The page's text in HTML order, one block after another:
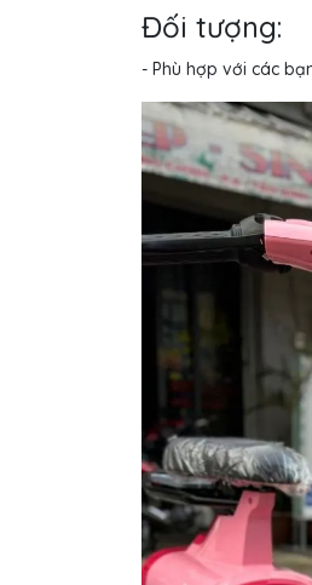
Đối tượng:
- Phù hợp với các